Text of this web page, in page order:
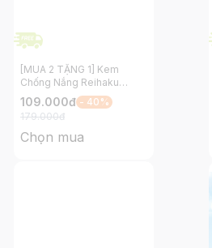
[MUA 2 TẶNG 1] Kem
Chống Nắng Reihaku
Hatomugi Nâng Tông và
Dưỡng Ẩm Cho Da SPF
50+ PA++++ Xanh 70g
109.000đ - 40%
179.000đ
Chọn mua